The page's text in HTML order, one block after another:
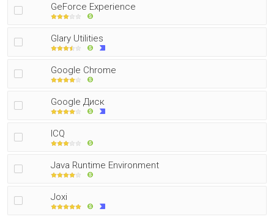
GeForce Experience
Glary Utilities
Google Chrome
Google Диск
ICQ
Java Runtime Environment
Joxi